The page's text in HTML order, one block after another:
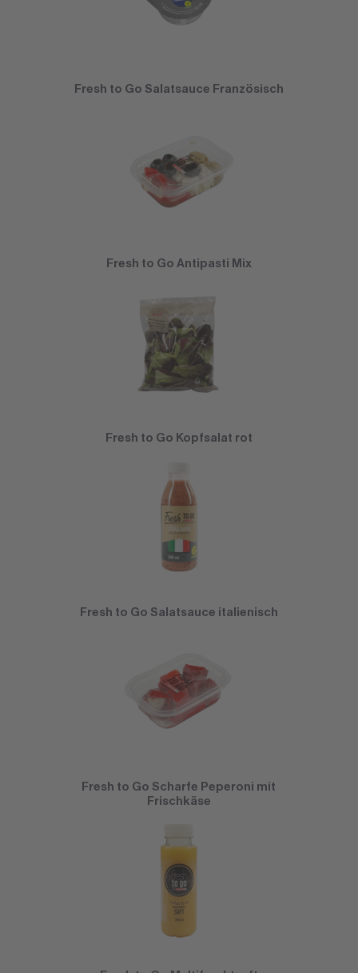
Fresh to Go Salatsauce Französisch
Fresh to Go Antipasti Mix
Fresh to Go Kopfsalat rot
Fresh to Go Salatsauce italienisch
Fresh to Go Scharfe Peperoni mit
Frischkäse